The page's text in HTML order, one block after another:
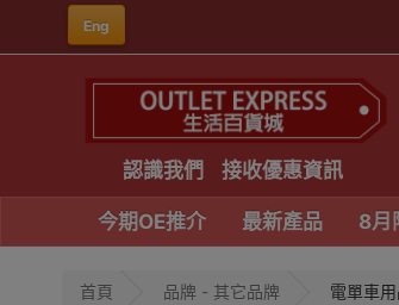
Eng
認識我們 接收優惠資訊
今期OE推介 最新產品 8月
首頁 品牌 - 其它品牌 電單車